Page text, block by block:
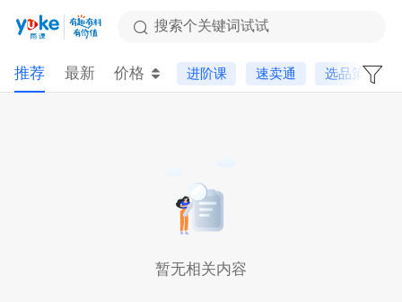
搜索个关键词试试
推荐 最新 价格 进阶课 速卖通 选品策略
暂无相关内容